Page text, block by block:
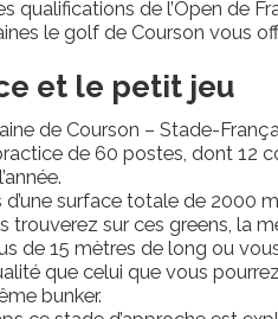
qualifications de l’Open de
le golf de Courson vous
et le petit jeu
de Courson – Stade-
de 60 postes, dont 12
surface totale de 2000
trouverez sur ces greens, la
de 15 mètres de long ou
que celui que vous
bunker.